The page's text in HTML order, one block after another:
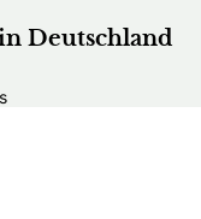
Deutschland